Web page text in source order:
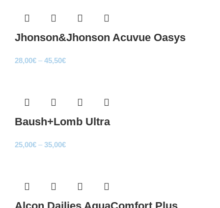
50,00€
Jhonson&Jhonson Acuvue Oasys
28,00€ – 45,50€Price
45,50€
Baush+Lomb Ultra
25,00€ – 35,00€Price
35,00€